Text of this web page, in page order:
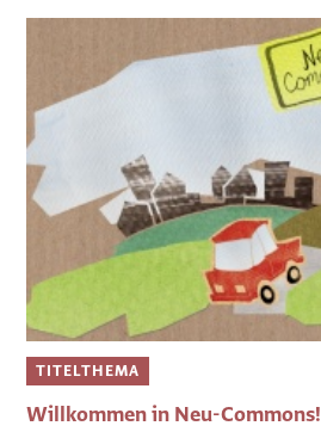
TITELTHEMA
Willkommen in Neu-Commons!